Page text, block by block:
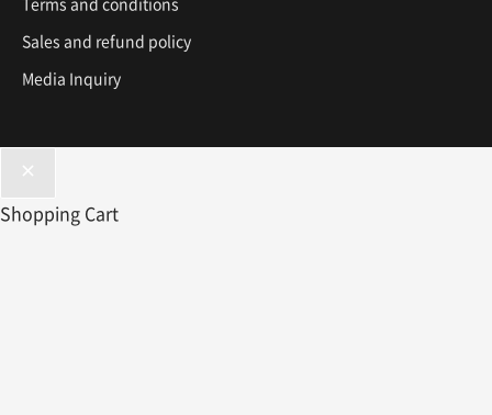
Terms and conditions
Sales and refund policy
Media Inquiry
Shopping Cart